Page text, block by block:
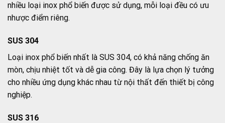
nhiều loại inox phổ biến được sử dụng, mỗi loại đều có ưu
nhược điểm riêng.
SUS 304
Loại inox phổ biến nhất là SUS 304, có khả năng chống ăn
mòn, chịu nhiệt tốt và dễ gia công. Đây là lựa chọn lý tưởng
cho nhiều ứng dụng khác nhau từ nội thất đến thiết bị công
nghiệp.
SUS 316